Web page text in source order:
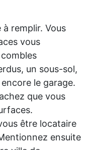
remplir. Vous
vous
un sous-sol,
le garage.
que vous
être locataire
ensuite